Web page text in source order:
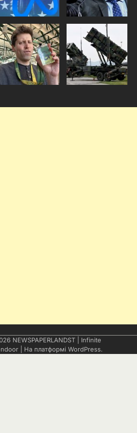
NEWSPAPERLANDST | Infinite
| На платформі WordPress.